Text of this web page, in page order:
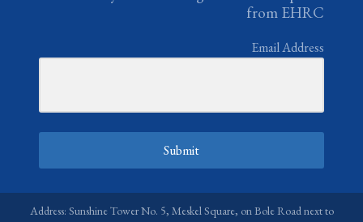
from EHRC
Email Address
Submit
Address: Sunshine Tower No. 5, Meskel Square, on Bole Road next to